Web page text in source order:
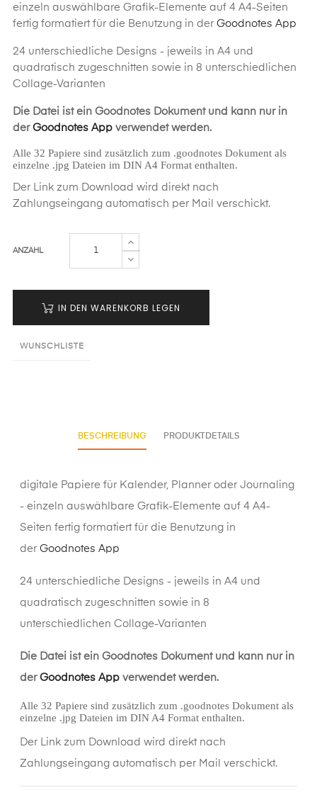
einzeln auswählbare Grafik-Elemente auf 4 A4-Seiten
fertig formatiert für die Benutzung in der Goodnotes App
24 unterschiedliche Designs - jeweils in A4 und
quadratisch zugeschnitten sowie in 8 unterschiedlichen
Collage-Varianten
Die Datei ist ein Goodnotes Dokument und kann nur in
der Goodnotes App verwendet werden.
Alle 32 Papiere sind zusätzlich zum .goodnotes Dokument als
einzelne .jpg Dateien im DIN A4 Format enthalten.
Der Link zum Download wird direkt nach
Zahlungseingang automatisch per Mail verschickt.
ANZAHL
IN DEN WARENKORB LEGEN
WUNSCHLISTE
BESCHREIBUNG PRODUKTDETAILS
digitale Papiere für Kalender, Planner oder Journaling
- einzeln auswählbare Grafik-Elemente auf 4 A4-
Seiten fertig formatiert für die Benutzung in
der Goodnotes App
24 unterschiedliche Designs - jeweils in A4 und
quadratisch zugeschnitten sowie in 8
unterschiedlichen Collage-Varianten
Die Datei ist ein Goodnotes Dokument und kann nur in
der Goodnotes App verwendet werden.
Alle 32 Papiere sind zusätzlich zum .goodnotes Dokument als
einzelne .jpg Dateien im DIN A4 Format enthalten.
Der Link zum Download wird direkt nach
Zahlungseingang automatisch per Mail verschickt.